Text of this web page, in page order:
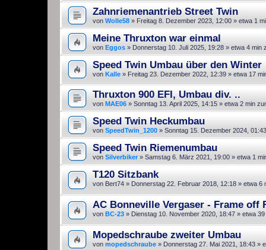
Zahnriemenantrieb Street Twin
von Wolle58 » Freitag 8. Dezember 2023, 12:00 » etwa 1
Meine Thruxton war einmal
von Eggos » Donnerstag 10. Juli 2025, 19:28 » etwa 4 min
Speed Twin Umbau über den Winter
von Kalle » Freitag 23. Dezember 2022, 12:39 » etwa 17
Thruxton 900 EFI, Umbau div. ..
von MAE06 » Sonntag 13. April 2025, 14:15 » etwa 2 min
Speed Twin Heckumbau
von SpeedTwin_1200 » Sonntag 15. Dezember 2024, 01:43
Speed Twin Riemenumbau
von Silverbiker » Samstag 6. März 2021, 19:00 » etwa 1
T120 Sitzbank
von Bert74 » Donnerstag 22. Februar 2018, 12:18 » etwa 6
AC Bonneville Vergaser - Frame off
von BC-23 » Dienstag 10. November 2020, 18:47 » etwa
Mopedschraube zweiter Umbau
von mopedschraube » Donnerstag 27. Mai 2021, 18:43 »